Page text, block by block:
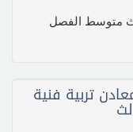
متوسط الفصل
تربية فنية